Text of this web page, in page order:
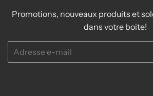
Promotions, nouveaux produits et
dans votre boite!
mails